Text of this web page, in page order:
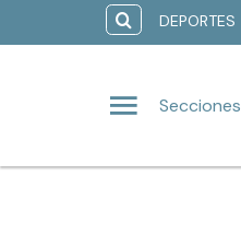
DEPORTES
Secciones